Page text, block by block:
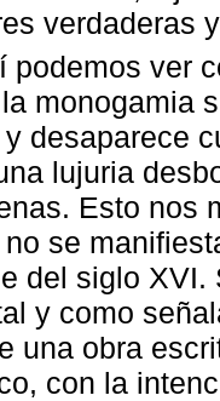
verdaderas
podemos ver
monogamia
desaparece
lujuria
Esto nos
se
del siglo
y como
una obra
con la